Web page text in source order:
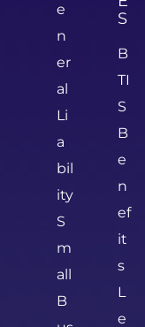
e
n
er
al
Li
a
bil
ity
S
m
all
B
S
B
TI
S
B
e
n
ef
it
s
L
e